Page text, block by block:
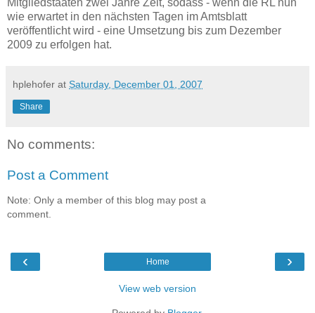
Mitgliedstaaten zwei Jahre Zeit, sodass - wenn die RL nun
wie erwartet in den nächsten Tagen im Amtsblatt
veröffentlicht wird - eine Umsetzung bis zum Dezember
2009 zu erfolgen hat.
hplehofer at Saturday, December 01, 2007
Share
No comments:
Post a Comment
Note: Only a member of this blog may post a
comment.
‹ ›
Home
View web version